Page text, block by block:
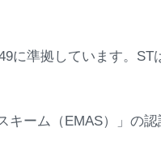
に準拠しています。ST
キーム（EMAS）」の認